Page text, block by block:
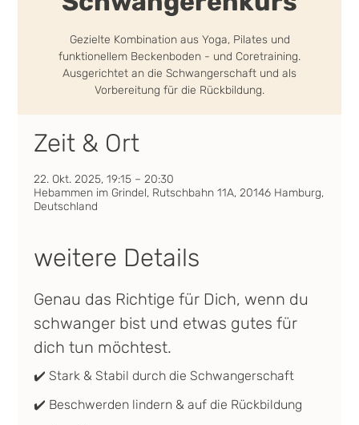
Gezielte Kombination aus Yoga, Pilates und
funktionellem Beckenboden - und Coretraining.
Ausgerichtet an die Schwangerschaft und als
Vorbereitung für die Rückbildung.
Zeit & Ort
22. Okt. 2025, 19:15 – 20:30
Hebammen im Grindel, Rutschbahn 11A, 20146 Hamburg,
Deutschland
weitere Details
Genau das Richtige für Dich, wenn du
schwanger bist und etwas gutes für
dich tun möchtest.
✔️ Stark & Stabil durch die Schwangerschaft
✔️ Beschwerden lindern & auf die Rückbildung